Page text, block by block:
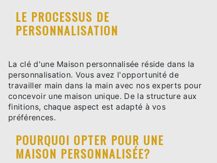
LE PROCESSUS DE
PERSONNALISATION
La clé d'une Maison personnalisée réside dans la
personnalisation. Vous avez l'opportunité de
travailler main dans la main avec nos experts pour
concevoir une maison unique. De la structure aux
finitions, chaque aspect est adapté à vos
préférences.
POURQUOI OPTER POUR UNE
MAISON PERSONNALISÉE?